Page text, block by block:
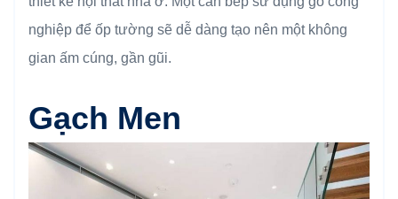
nghiệp để ốp tường sẽ dễ dàng tạo nên một không
gian ấm cúng, gần gũi.
Gạch Men